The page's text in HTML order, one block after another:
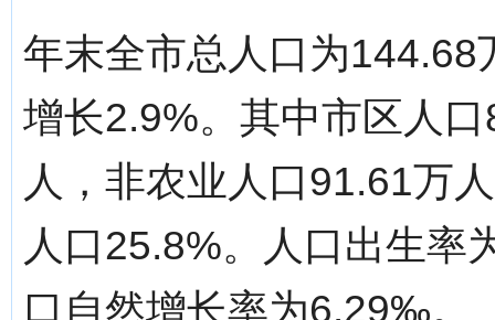
年末全市总人口为
增长2.9%。其中市区人
人，非农业人口91.61万
人口25.8%。人口出生
口自然增长率为6.29‰。